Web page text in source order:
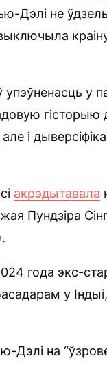
Дэлі не
у
гісторыю
і
акрэдытавала
Пундзіра
года экс-
у
Дэлі на